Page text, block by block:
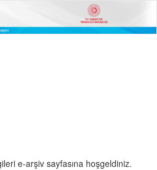
e-arşiv sayfasına hoşgeldiniz.